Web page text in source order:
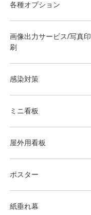
各種オプション
画像出力サービス/写真印
刷
感染対策
ミニ看板
屋外用看板
ポスター
紙垂れ幕